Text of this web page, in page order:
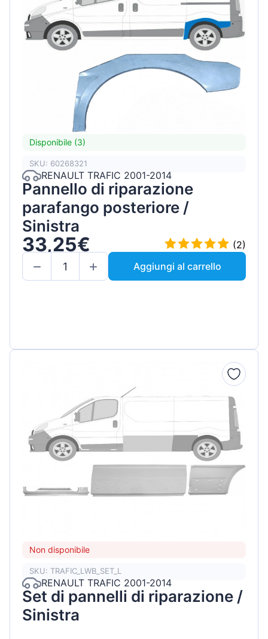
Disponibile (3)
SKU: 60268321
RENAULT TRAFIC 2001-2014
Pannello di riparazione
parafango posteriore /
Sinistra
33,25€
(2)
Aggiungi al carrello
Non disponibile
SKU: TRAFIC_LWB_SET_L
RENAULT TRAFIC 2001-2014
Set di pannelli di riparazione /
Sinistra